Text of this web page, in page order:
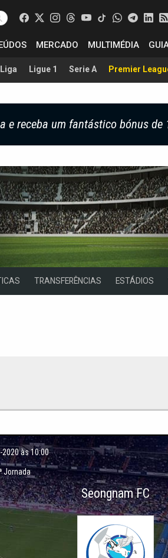
MERCADO MULTIMÉDIA
Ligue 1 Serie A Premier
e receba um fantástico bónus
TRANSFERÊNCIAS ESTÁDIOS
às 10:00
Jornada
Seongnam FC